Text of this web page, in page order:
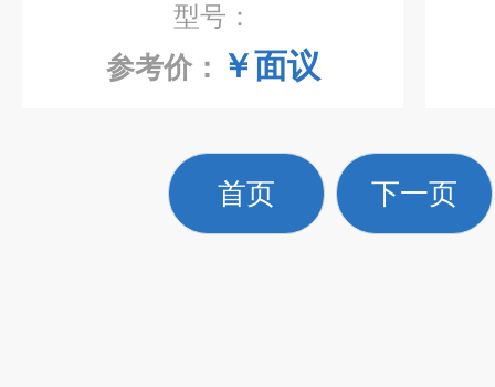
型号：
参考价： ￥面议
首页 下一页